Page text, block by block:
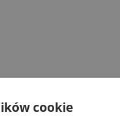
cookie